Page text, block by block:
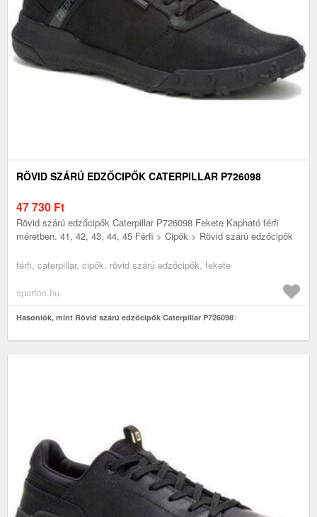
RÖVID SZÁRÚ EDZŐCIPŐK CATERPILLAR P726098
47 730 Ft
Rövid szárú edzőcipők Caterpillar P726098 Fekete Kapható férfi
méretben. 41, 42, 43, 44, 45 Férfi > Cipők > Rövid szárú edzőcipők
férfi, caterpillar, cipők, rövid szárú edzőcipők, fekete
spartoo.hu
Hasonlók, mint Rövid szárú edzőcipők Caterpillar P726098